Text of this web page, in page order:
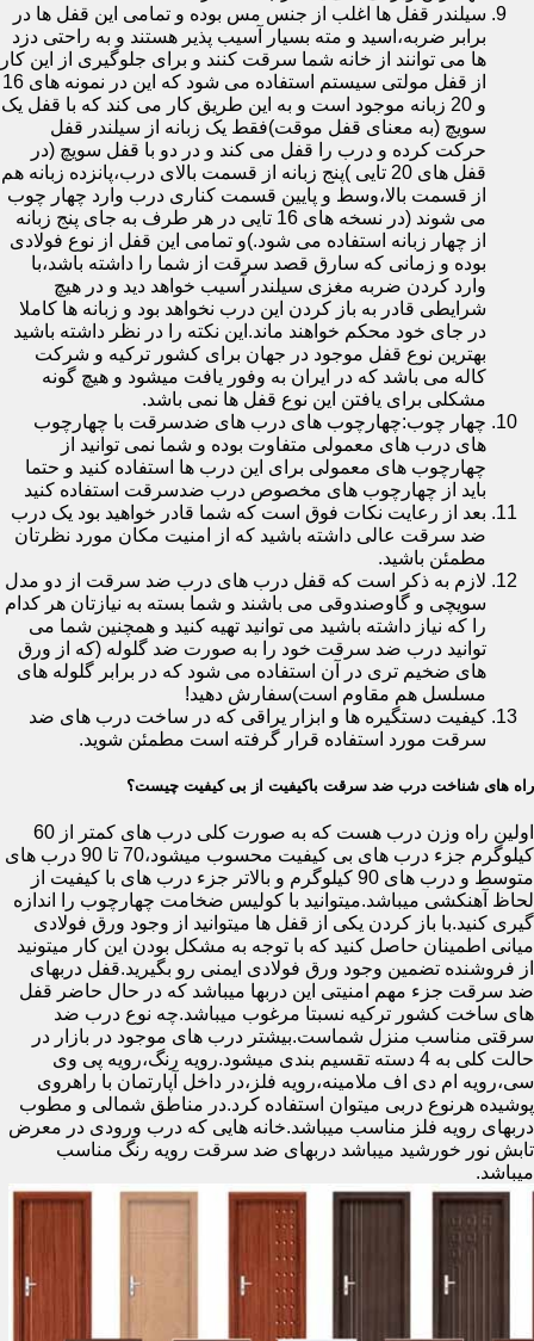
سیلندر قفل ها اغلب از جنس مس بوده و تمامی این قفل ها در
برابر ضربه،اسید و مته بسیار آسیب پذیر هستند و به راحتی دزد
ها می توانند از خانه شما سرقت کنند و برای جلوگیری از این کار
از قفل مولتی سیستم استفاده می شود که این در نمونه های 16
و 20 زبانه موجود است و به این طریق کار می کند که با قفل یک
سویچ (به معنای قفل موقت)فقط یک زبانه از سیلندر قفل
حرکت کرده و درب را قفل می کند و در دو با قفل سویچ (در
قفل های 20 تایی )پنج زبانه از قسمت بالای درب،پانزده زبانه هم
از قسمت بالا،وسط و پایین قسمت کناری درب وارد چهار چوب
می شوند (در نسخه های 16 تایی در هر طرف به جای پنج زبانه
از چهار زبانه استفاده می شود.)و تمامی این قفل از نوع فولادی
بوده و زمانی که سارق قصد سرقت از شما را داشته باشد،با
وارد کردن ضربه مغزی سیلندر آسیب خواهد دید و در هیچ
شرایطی قادر به باز کردن این درب نخواهد بود و زبانه ها کاملا
در جای خود محکم خواهند ماند.این نکته را در نظر داشته باشید
بهترین نوع قفل موجود در جهان برای کشور ترکیه و شرکت
کاله می باشد که در ایران به وفور یافت میشود و هیچ گونه
مشکلی برای یافتن این نوع قفل ها نمی باشد.
چهار چوب:چهارچوب های درب های ضدسرقت با چهارچوب
های درب های معمولی متفاوت بوده و شما نمی توانید از
چهارچوب های معمولی برای این درب ها استفاده کنید و حتما
باید از چهارچوب های مخصوص درب ضدسرقت استفاده کنید
بعد از رعایت نکات فوق است که شما قادر خواهید بود یک درب
ضد سرقت عالی داشته باشید که از امنیت مکان مورد نظرتان
مطمئن باشید.
لازم به ذکر است که قفل درب های درب ضد سرقت از دو مدل
سویچی و گاوصندوقی می باشند و شما بسته به نیازتان هر کدام
را که نیاز داشته باشید می توانید تهیه کنید و همچنین شما می
توانید درب ضد سرقت خود را به صورت ضد گلوله (که از ورق
های ضخیم تری در آن استفاده می شود که در برابر گلوله های
مسلسل هم مقاوم است)سفارش دهید!
کیفیت دستگیره ها و ابزار یراقی که در ساخت درب های ضد
سرقت مورد استفاده قرار گرفته است مطمئن شوید.
راه های شناخت درب ضد سرقت باکیفیت از بی کیفیت چیست؟
اولین راه وزن درب هست که به صورت کلی درب های کمتر از 60
کیلوگرم جزء درب های بی کیفیت محسوب میشود،70 تا 90 درب های
متوسط و درب های 90 کیلوگرم و بالاتر جزء درب های با کیفیت از
لحاظ آهنکشی میباشد.میتوانید با کولیس ضخامت چهارچوب را اندازه
گیری کنید.با باز کردن یکی از قفل ها میتوانید از وجود ورق فولادی
میانی اطمینان حاصل کنید که با توجه به مشکل بودن این کار میتونید
از فروشنده تضمین وجود ورق فولادی ایمنی رو بگیرید.قفل دربهای
ضد سرقت جزء مهم امنیتی این دربها میباشد که در حال حاضر قفل
های ساخت کشور ترکیه نسبتا مرغوب میباشد.چه نوع درب ضد
سرقتی مناسب منزل شماست.بیشتر درب های موجود در بازار در
حالت کلی به 4 دسته تقسیم بندی میشود.رویه رنگ،رویه پی وی
سی،رویه ام دی اف ملامینه،رویه فلز،در داخل آپارتمان با راهروی
پوشیده هرنوع دربی میتوان استفاده کرد.در مناطق شمالی و مطوب
دربهای رویه فلز مناسب میباشد.خانه هایی که درب ورودی در معرض
تابش نور خورشید میباشد دربهای ضد سرقت رویه رنگ مناسب
میباشد.